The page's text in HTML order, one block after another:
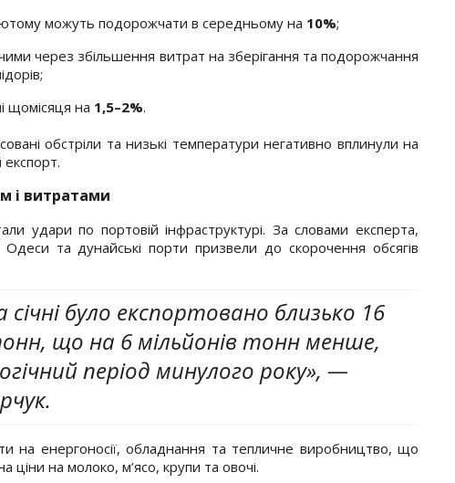
можуть подорожчати в середньому на 10%;
через збільшення витрат на зберігання та подорожчання
щомісяця на 1,5–2%.
обстріли та низькі температури негативно вплинули на
і витратами
удари по портовій інфраструктурі. За словами експерта,
та дунайські порти призвели до скорочення обсягів
січні було експортовано близько 16
що на 6 мільйонів тонн менше,
період минулого року», —
на енергоносії, обладнання та тепличне виробництво, що
ціни на молоко, м’ясо, крупи та овочі.